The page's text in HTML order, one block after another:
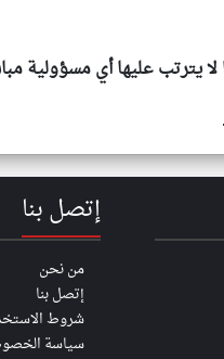
يترتب عليها أي مسؤولية
إتصل بنا
من نحن
إتصل بنا
شروط
سياسة